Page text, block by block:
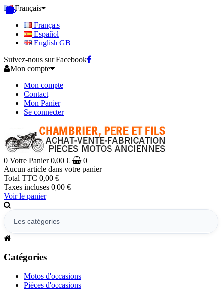
Français
Français
Español
English GB
Suivez-nous sur Facebook
Mon compte
Mon compte
Contact
Mon Panier
Se connecter
0 Votre Panier 0,00 €
0
Aucun article dans votre panier
Total TTC 0,00 €
Taxes incluses 0,00 €
Voir le panier
Catégories
Motos d'occasions
Pièces d'occasions